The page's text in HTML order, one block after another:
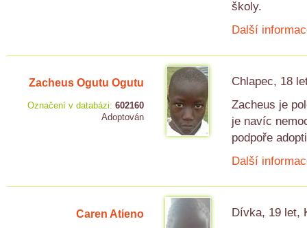
školy.
Další
Zacheus Ogutu Ogutu
Označení v databázi: 602160
Adoptován
Chlapec, 18
Zacheus je
je navíc
podpoře
Další
Caren Atieno Dívka, 19 let,